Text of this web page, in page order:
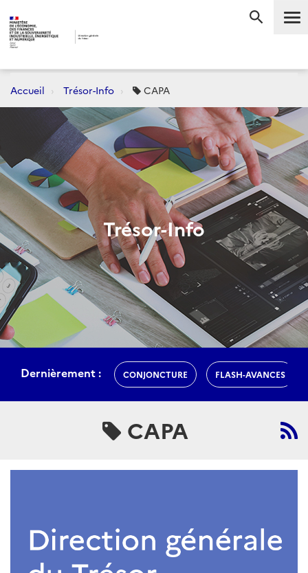
Accueil Trésor-Info CAPA
Trésor-Info
Dernièrement : CONJONCTURE FLASH-AVANCES
CAPA